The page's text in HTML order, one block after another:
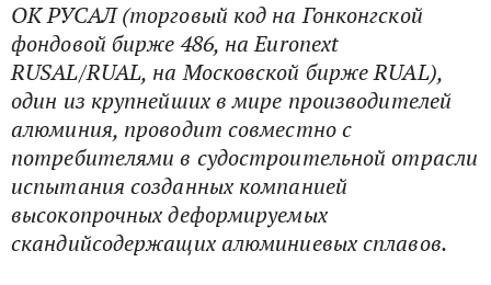
ОК РУСАЛ (торговый код на Гонконгской
фондовой бирже 486, на Euronext
RUSAL/RUAL, на Московской бирже RUAL),
один из крупнейших в мире производителей
алюминия, проводит совместно c
потребителями в судостроительной отрасли
испытания созданных компанией
высокопрочных деформируемых
скандийсодержащих алюминиевых сплавов.